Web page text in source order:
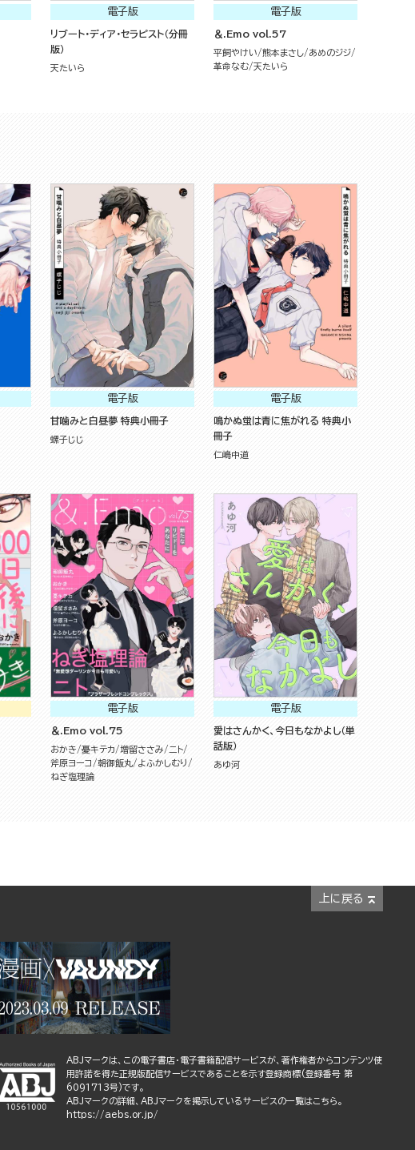
電子版
リブート・ディア・セラピスト（分冊
版）
天たいら
電子版
＆.Emo vol.57
平飼やけい 熊本まさし
あめのジジ
革命なむ 天たいら
電子版
甘噛みと白昼夢 特典小冊子
螺子じじ
電子版
鳴かぬ蛍は青に焦がれる 特典小
冊子
仁嶋中道
電子版
＆.Emo vol.75
おかき 憂キテカ 増留ささみ
ニト
斧原ヨーコ
朝御飯丸
よふかしむり
ねぎ塩理論
電子版
愛はさんかく、今日もなかよし（単
話版）
あゆ河
上に戻る
ABJマークは、この電子書店・電子書籍配信サービスが、著作権者からコンテンツ使
用許諾を得た正規版配信サービスであることを示す登録商標(登録番号 第
6091713号)です。
ABJマークの詳細、ABJマークを掲示しているサービスの一覧はこちら。
https://aebs.or.jp/